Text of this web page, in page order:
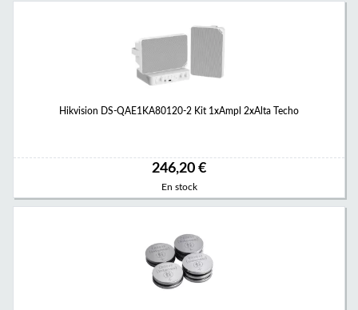
Hikvision DS-QAE1KA80120-2 Kit 1xAmpl 2xAlta Techo
246,20 €
En stock